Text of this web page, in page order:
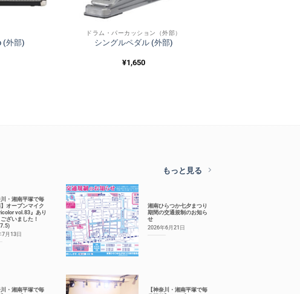
(外部)
ドラム・パーカッション（外部）
シングルペダル (外部)
¥1,650
もっと見る
川・湘南平塚で毎
】オープンマイク
vol.83』あり
ざいました！
7月13日
湘南ひらつか七夕まつり
期間の交通規制のお知ら
せ
2026年6月21日
川・湘南平塚で毎
【神奈川・湘南平塚で毎